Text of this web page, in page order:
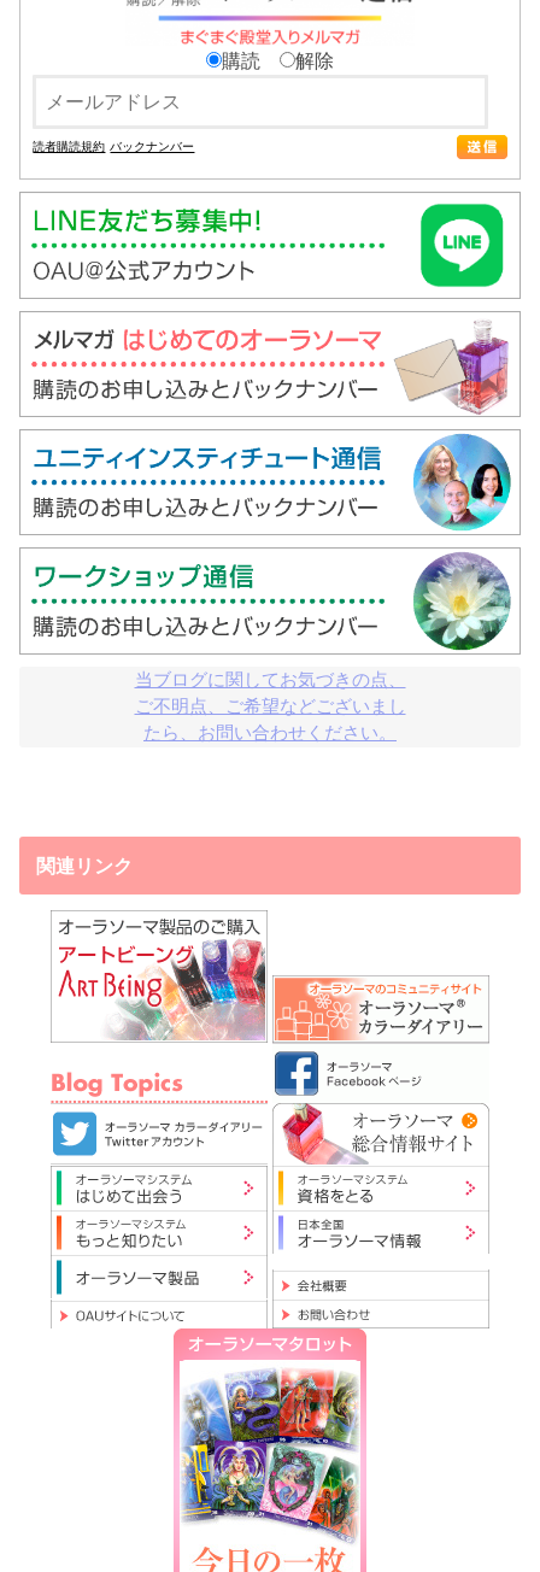
購読 解除
読者購読規約 バックナンバー
当ブログに関してお気づきの点、
ご不明点、ご希望などございまし
たら、お問い合わせください。
関連リンク